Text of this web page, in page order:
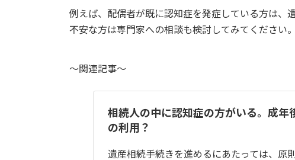
例えば、配偶者が既に認知症を発症している方は、
不安な方は専門家への相談も検討してみてください。
～関連記事～
相続人の中に認知症の方がいる。成年
の利用？
遺産相続手続きを進めるにあたっては、原